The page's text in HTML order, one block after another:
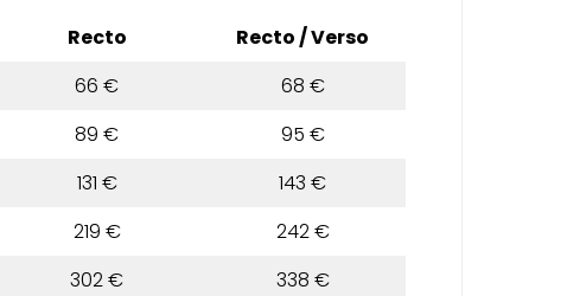
Recto
Recto / Verso
66 €
68 €
89 €
95 €
131 €
143 €
219 €
242 €
302 €
338 €